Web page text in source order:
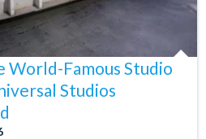
World-Famous Studio
Studios